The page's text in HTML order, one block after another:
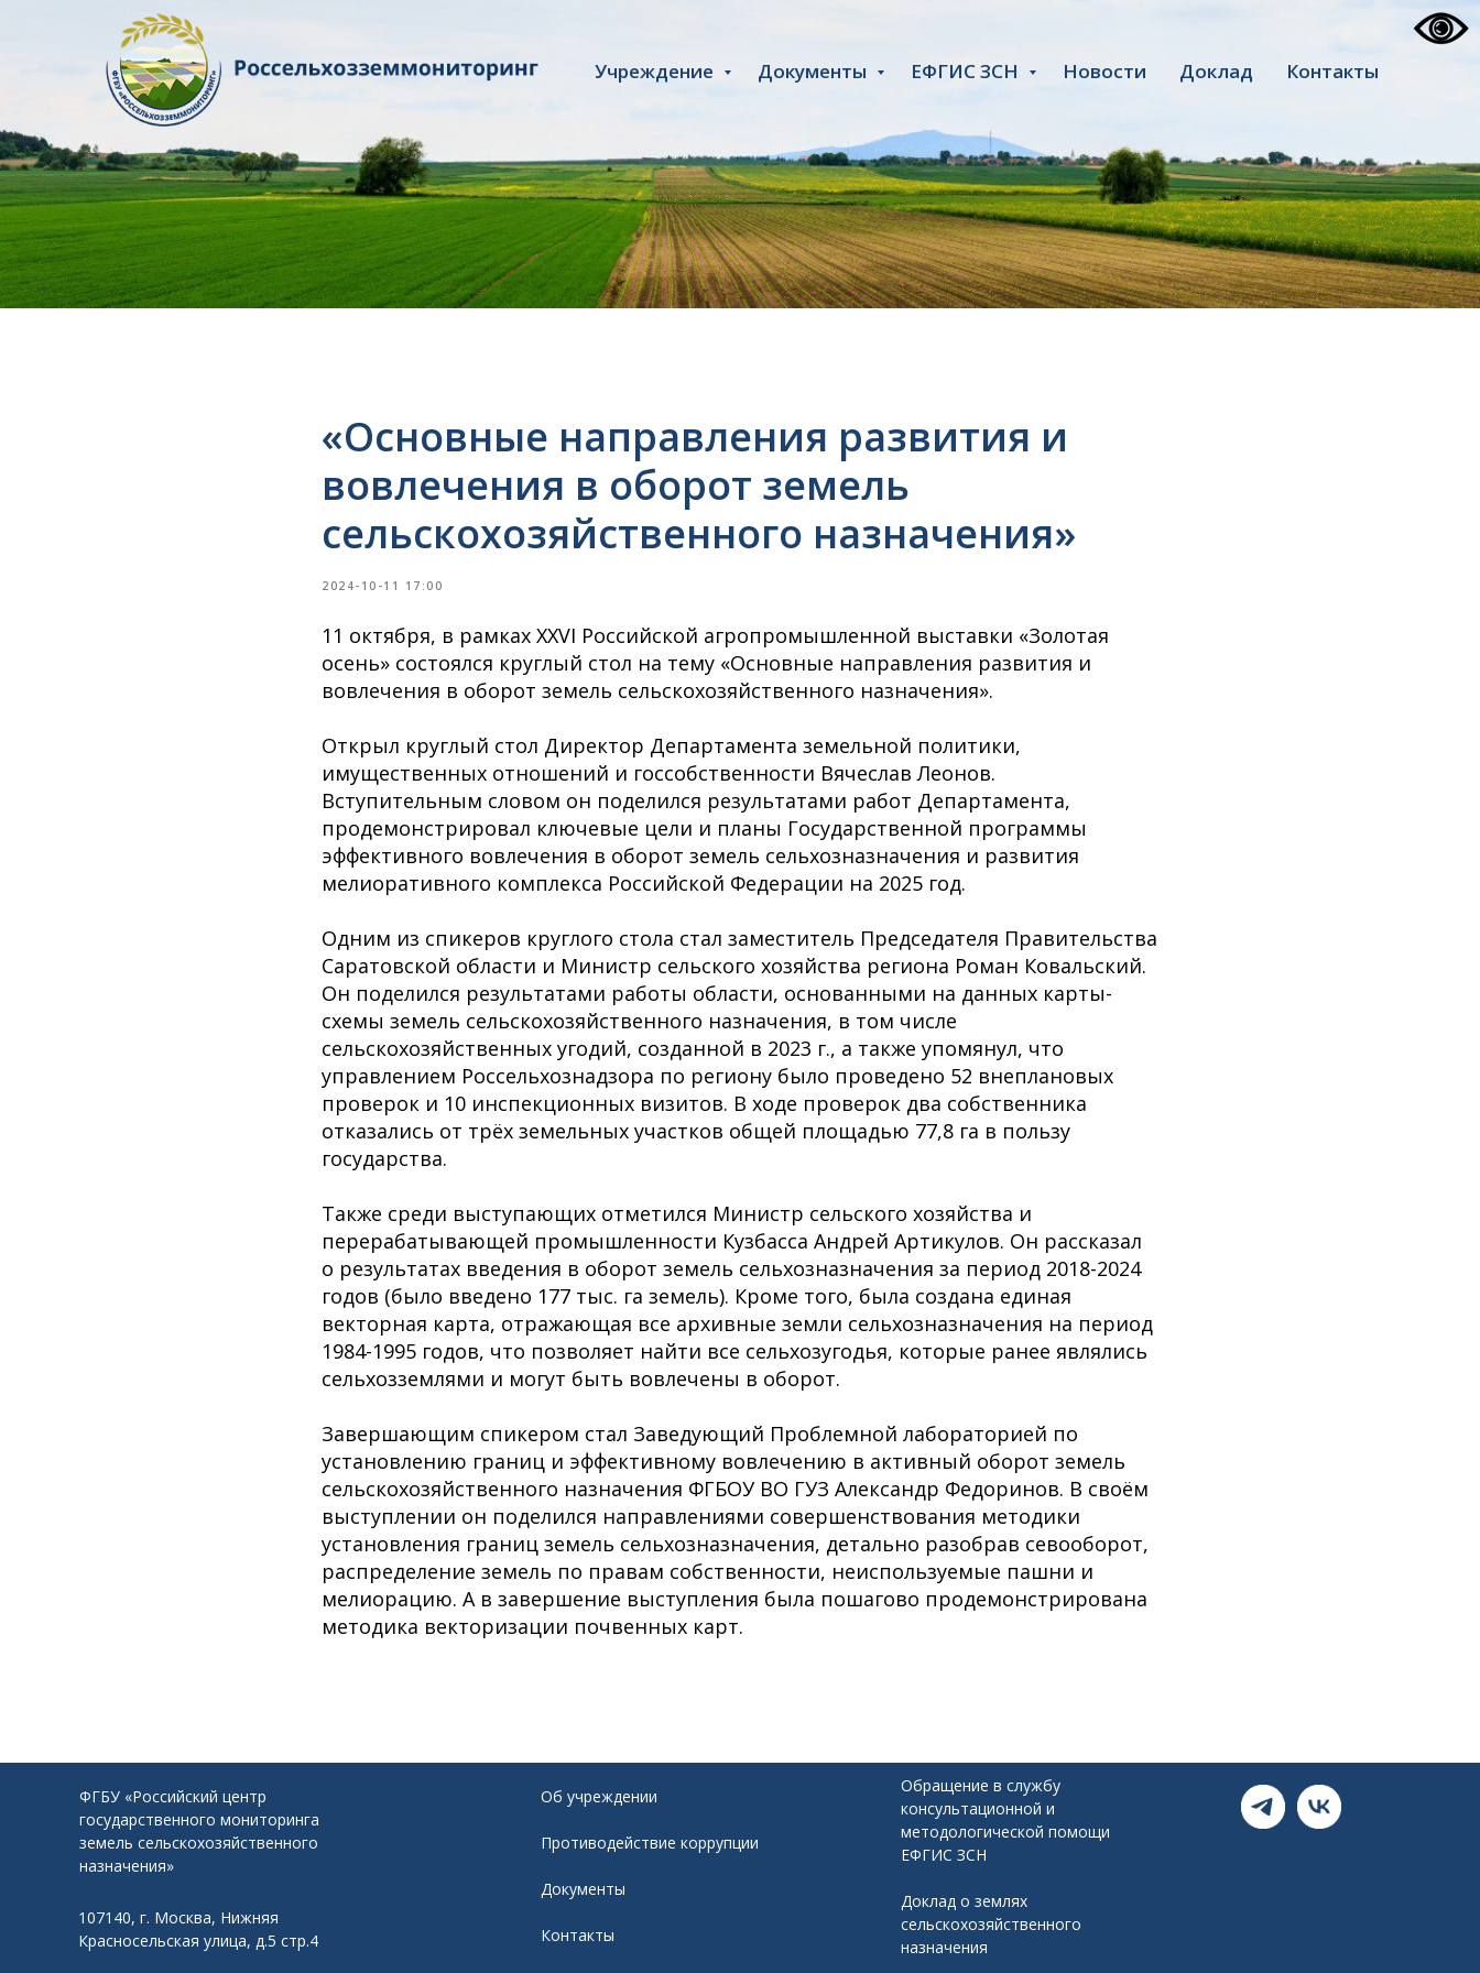
Учреждение Документы ЕФГИС ЗСН Новости Доклад Контакты
«Основные направления развития и
вовлечения в оборот земель
сельскохозяйственного назначения»
2024-10-11 17:00
11 октября, в рамках XXVI Российской агропромышленной выставки «Золотая
осень» состоялся круглый стол на тему «Основные направления развития и
вовлечения в оборот земель сельскохозяйственного назначения».
Открыл круглый стол Директор Департамента земельной политики,
имущественных отношений и госсобственности Вячеслав Леонов.
Вступительным словом он поделился результатами работ Департамента,
продемонстрировал ключевые цели и планы Государственной программы
эффективного вовлечения в оборот земель сельхозназначения и развития
мелиоративного комплекса Российской Федерации на 2025 год.
Одним из спикеров круглого стола стал заместитель Председателя Правительства
Саратовской области и Министр сельского хозяйства региона Роман Ковальский.
Он поделился результатами работы области, основанными на данных карты-
схемы земель сельскохозяйственного назначения, в том числе
сельскохозяйственных угодий, созданной в 2023 г., а также упомянул, что
управлением Россельхознадзора по региону было проведено 52 внеплановых
проверок и 10 инспекционных визитов. В ходе проверок два собственника
отказались от трёх земельных участков общей площадью 77,8 га в пользу
государства.
Также среди выступающих отметился Министр сельского хозяйства и
перерабатывающей промышленности Кузбасса Андрей Артикулов. Он рассказал
о результатах введения в оборот земель сельхозназначения за период 2018-2024
годов (было введено 177 тыс. га земель). Кроме того, была создана единая
векторная карта, отражающая все архивные земли сельхозназначения на период
1984-1995 годов, что позволяет найти все сельхозугодья, которые ранее являлись
сельхозземлями и могут быть вовлечены в оборот.
Завершающим спикером стал Заведующий Проблемной лабораторией по
установлению границ и эффективному вовлечению в активный оборот земель
сельскохозяйственного назначения ФГБОУ ВО ГУЗ Александр Федоринов. В своём
выступлении он поделился направлениями совершенствования методики
установления границ земель сельхозназначения, детально разобрав севооборот,
распределение земель по правам собственности, неиспользуемые пашни и
мелиорацию. А в завершение выступления была пошагово продемонстрирована
методика векторизации почвенных карт.
ФГБУ «Российский центр
государственного мониторинга
земель сельскохозяйственного
назначения»
107140, г. Москва, Нижняя
Красносельская улица, д.5 стр.4
Об учреждении
Противодействие коррупции
Документы
Контакты
Обращение в службу
консультационной и
методологической помощи
ЕФГИС ЗСН
Доклад о землях
сельскохозяйственного
назначения